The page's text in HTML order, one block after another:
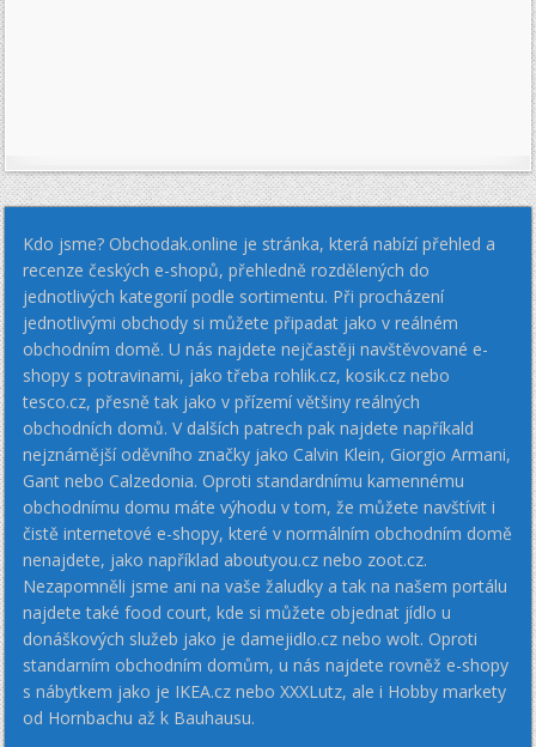
Kdo jsme? Obchodak.online je stránka, která nabízí přehled a
recenze českých e-shopů, přehledně rozdělených do
jednotlivých kategorií podle sortimentu. Při procházení
jednotlivými obchody si můžete připadat jako v reálném
obchodním domě. U nás najdete nejčastěji navštěvované e-
shopy s potravinami, jako třeba rohlik.cz, kosik.cz nebo
tesco.cz, přesně tak jako v přízemí většiny reálných
obchodních domů. V dalších patrech pak najdete napříkald
nejznámější oděvního značky jako Calvin Klein, Giorgio Armani,
Gant nebo Calzedonia. Oproti standardnímu kamennému
obchodnímu domu máte výhodu v tom, že můžete navštívit i
čistě internetové e-shopy, které v normálním obchodním domě
nenajdete, jako například aboutyou.cz nebo zoot.cz.
Nezapomněli jsme ani na vaše žaludky a tak na našem portálu
najdete také food court, kde si můžete objednat jídlo u
donáškových služeb jako je damejidlo.cz nebo wolt. Oproti
standarním obchodním domům, u nás najdete rovněž e-shopy
s nábytkem jako je IKEA.cz nebo XXXLutz, ale i Hobby markety
od Hornbachu až k Bauhausu.